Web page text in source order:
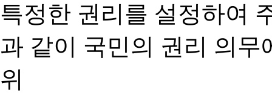
특정한 권리를 설정하여
과 같이 국민의 권리 의
위